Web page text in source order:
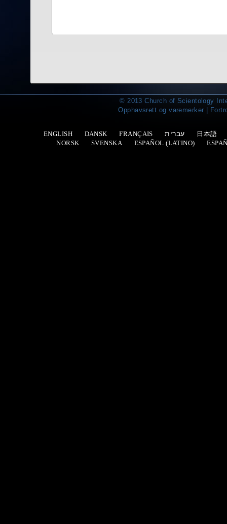
© 2013 Church of Scientology
Opphavsrett og varemerker
ENGLISH DANSK FRANÇAIS עברית
日本語
NORSK
SVENSKA ESPAÑOL (LATINO)